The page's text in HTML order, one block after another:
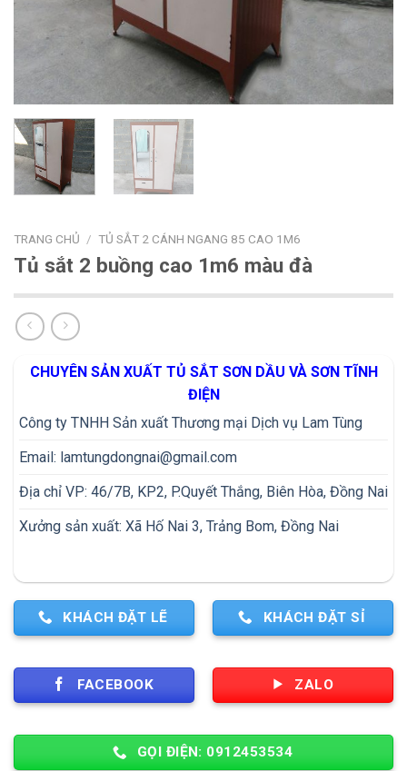
TRANG CHỦ / TỦ SẮT 2 CÁNH NGANG 85 CAO 1M6
Tủ sắt 2 buồng cao 1m6 màu đà
CHUYÊN SẢN XUẤT TỦ SẮT SƠN DẦU VÀ SƠN TĨNH
ĐIỆN
Công ty TNHH Sản xuất Thương mại Dịch vụ Lam Tùng
Email: lamtungdongnai@gmail.com
Địa chỉ VP: 46/7B, KP2, P.Quyết Thắng, Biên Hòa, Đồng Nai
Xưởng sản xuất: Xã Hố Nai 3, Trảng Bom, Đồng Nai
KHÁCH ĐẶT LẼ KHÁCH ĐẶT SỈ
FACEBOOK ZALO
GỌI ĐIỆN: 0912453534